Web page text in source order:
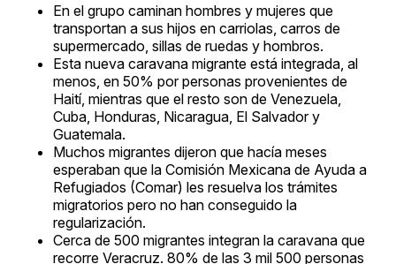
En el grupo caminan hombres y mujeres que
transportan a sus hijos en carriolas, carros de
supermercado, sillas de ruedas y hombros.
Esta nueva caravana migrante está integrada, al
menos, en 50% por personas provenientes de
Haití, mientras que el resto son de Venezuela,
Cuba, Honduras, Nicaragua, El Salvador y
Guatemala.
Muchos migrantes dijeron que hacía meses
esperaban que la Comisión Mexicana de Ayuda a
Refugiados (Comar) les resuelva los trámites
migratorios pero no han conseguido la
regularización.
Cerca de 500 migrantes integran la caravana que
recorre Veracruz. 80% de las 3 mil 500 personas